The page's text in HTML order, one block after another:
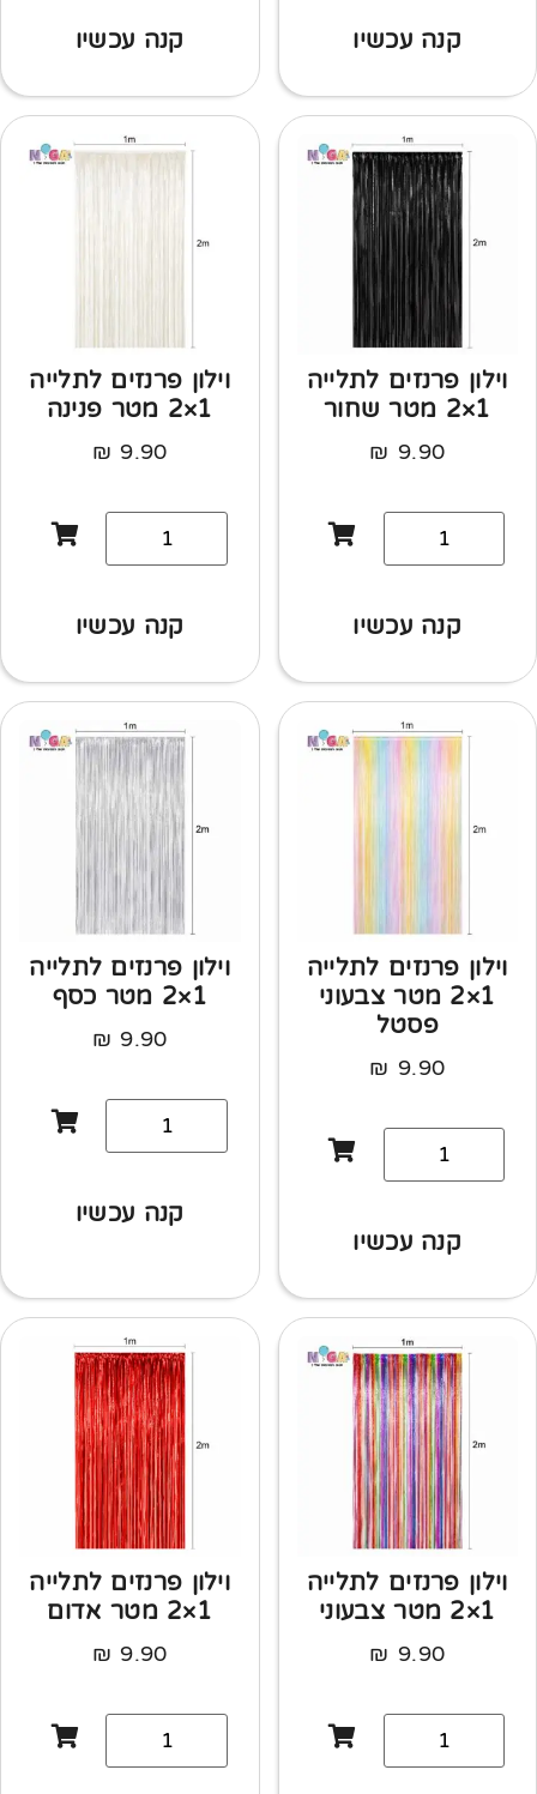
קנה עכשיו קנה עכשיו
וילון פרנזים לתלייה
1×2 מטר שחור
9.90
₪
קנה עכשיו
וילון פרנזים לתלייה
1×2 מטר פנינה
9.90
₪
קנה עכשיו
וילון פרנזים לתלייה
1×2 מטר צבעוני
פסטל
9.90
₪
קנה עכשיו
וילון פרנזים לתלייה
1×2 מטר כסף
9.90
₪
קנה עכשיו
וילון פרנזים לתלייה
1×2 מטר צבעוני
9.90
₪
וילון פרנזים לתלייה
1×2 מטר אדום
9.90
₪